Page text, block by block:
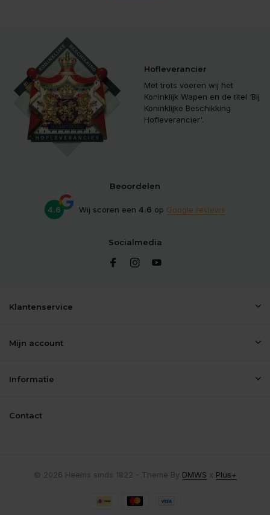
Hofleverancier
Met trots voeren wij het
Koninklijk Wapen en de titel ‘Bij
Koninklijke Beschikking
Hofleverancier'.
Beoordelen
4.6 Wij scoren een 4.6 op Google reviews
Socialmedia
Klantenservice
Mijn account
Informatie
Contact
© 2026 Heems sinds 1822 - Theme By DMWS x Plus+